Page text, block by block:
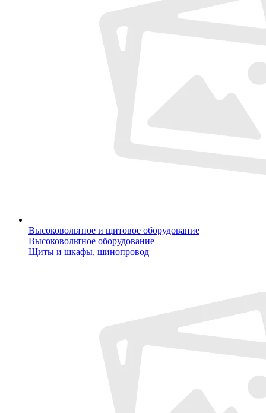
Высоковольтное и щитовое оборудование
Высоковольтное оборудование
Щиты и шкафы, шинопровод